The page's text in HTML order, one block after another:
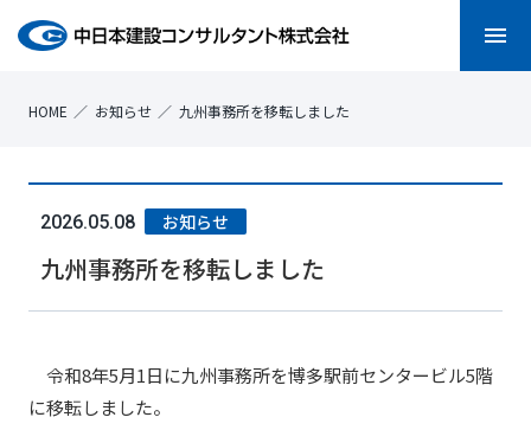
menu
HOME お知らせ 九州事務所を移転しました
2026.05.08 お知らせ
九州事務所を移転しました
令和8年5月1日に九州事務所を博多駅前センタービル5階
に移転しました。